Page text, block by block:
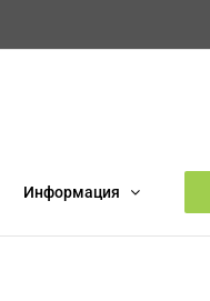
Информация